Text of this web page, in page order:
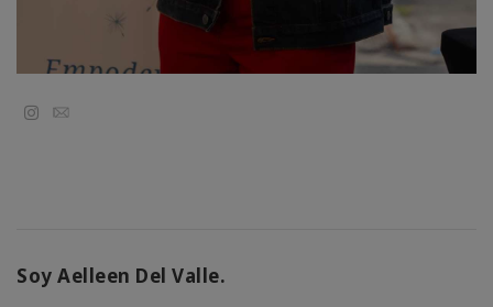
CONTACT
Email
Soy Aelleen Del Valle.